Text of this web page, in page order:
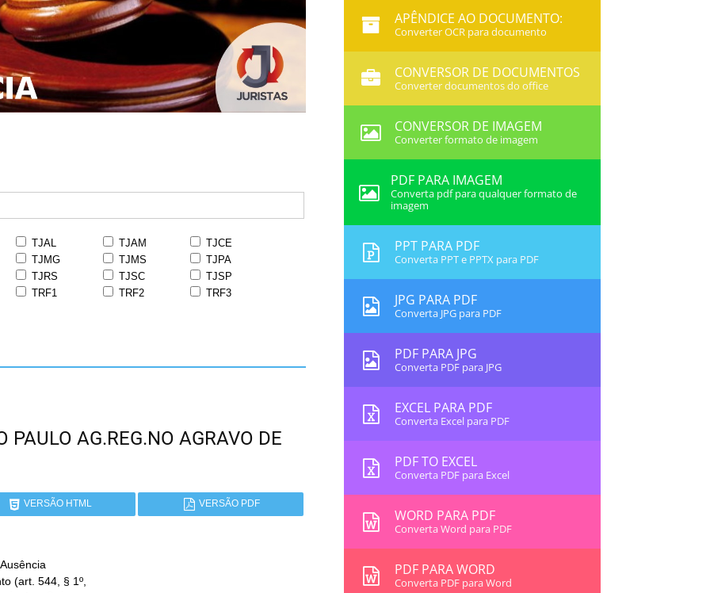
TJAL TJAM
TJCE
TJMG
TJMS
TJPA
TJRS
TJSC
TJSP
TRF1
TRF2 TRF3
AG.REG.NO AGRAVO DE
VERSÃO HTML VERSÃO PDF
APÊNDICE AO DOCUMENTO:
Converter OCR para documento
CONVERSOR DE DOCUMENTOS
Converter documentos do office
CONVERSOR DE IMAGEM
Converter formato de imagem
PDF PARA IMAGEM
Converta pdf para qualquer formato de
imagem
PPT PARA PDF
Converta PPT e PPTX para PDF
JPG PARA PDF
Converta JPG para PDF
PDF PARA JPG
Converta PDF para JPG
EXCEL PARA PDF
Converta Excel para PDF
PDF TO EXCEL
Converta PDF para Excel
WORD PARA PDF
Converta Word para PDF
PDF PARA WORD
Converta PDF para Word